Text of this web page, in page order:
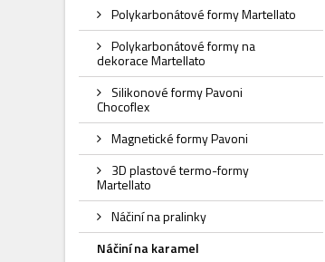
Polykarbonátové formy Martellato
Polykarbonátové formy na
dekorace Martellato
Silikonové formy Pavoni
Chocoflex
Magnetické formy Pavoni
3D plastové termo-formy
Martellato
Náčiní na pralinky
Náčiní na karamel